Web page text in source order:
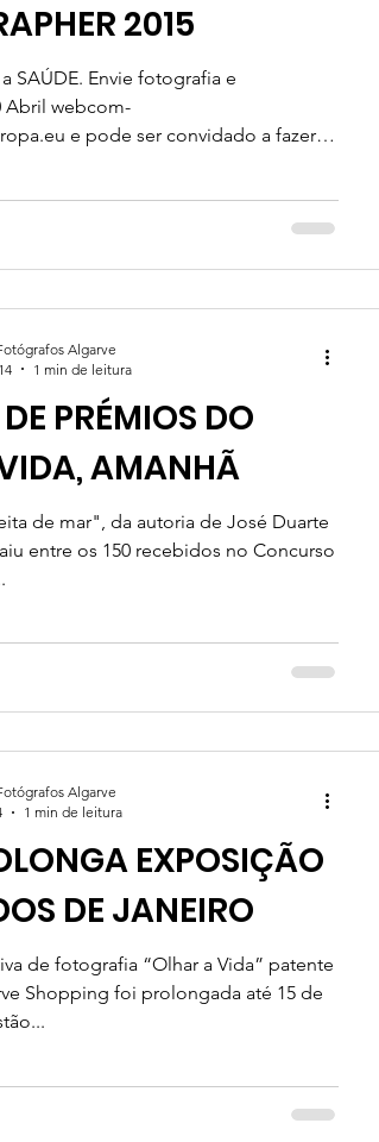
2015
SAÚDE. Envie fotografia e
Abril webcom-
a fazer
PRÉMIOS DO
AMANHÃ
entre os 150 recebidos no Concurso
Algarve
1 min de leitura
EXPOSIÇÃO
DE JANEIRO
de fotografia “Olhar a Vida” patente
Shopping foi prolongada até 15 de
Algarve
1 min de leitura